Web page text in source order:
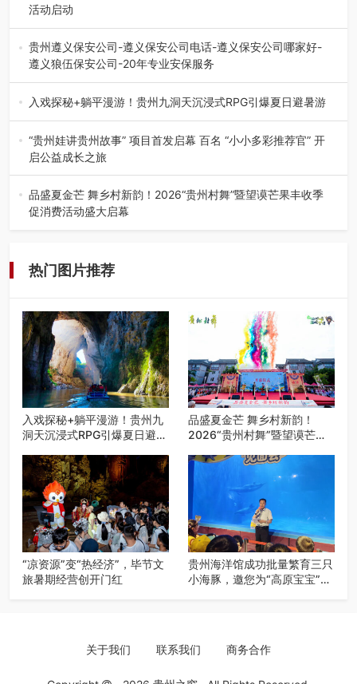
活动启动
七月的贵阳，清风送爽，第四届“爽爽贵阳·青春之声”校园管
弦乐（合唱）艺术交流活动…
贵州遵义保安公司-遵义保安公司电话-遵义保安公司哪家好-
遵义狼伍保安公司-20年专业安保服务
在遵义，不管是企业园区运营、小区物业管理、建筑工地施
工、商业商场经营，还是举办各…
入戏探秘+躺平漫游！贵州九洞天沉浸式RPG引爆夏日避暑游
入伏后的贵州，清凉依旧。而在毕节深处的九洞天景区，贵
州首个水上喀斯特沉浸式RPG…
“贵州娃讲贵州故事” 项目首发启幕 百名 “小小多彩推荐官” 开
启公益成长之旅
近日，由贵州教育出版社、阅美黔途阅见中国全国阅读行动
网络贵州站，遵义融媒体传媒集…
品盛夏金芒 舞乡村新韵！2026“贵州村舞”暨望谟芒果丰收季
促消费活动盛大启幕
热门图片推荐
入戏探秘+躺平漫游！贵州九
洞天沉浸式RPG引爆夏日避暑
品盛夏金芒 舞乡村新韵！
2026“贵州村舞”暨望谟芒果
“凉资源”变“热经济”，毕节文
旅暑期经营创开门红
贵州海洋馆成功批量繁育三只
小海豚，邀您为“高原宝宝”起
关于我们 联系我们 商务合作